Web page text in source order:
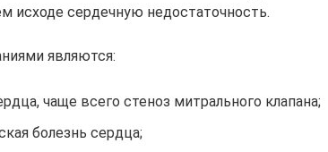
исходе сердечную недостаточность.
являются:
чаще всего стеноз митрального клапана;
болезнь сердца;